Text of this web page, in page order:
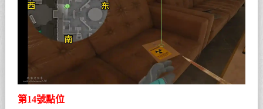
第14號點位